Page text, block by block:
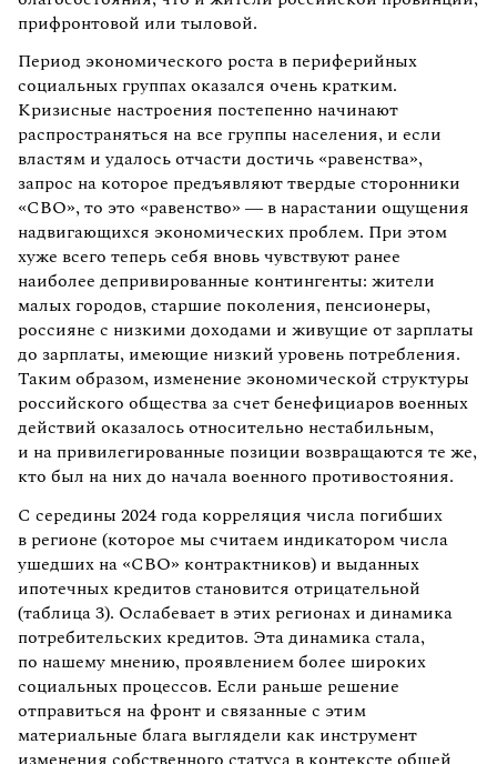
прифронтовой или тыловой.
Период экономического роста в периферийных
социальных группах оказался очень кратким.
Кризисные настроения постепенно начинают
распространяться на все группы населения, и если
властям и удалось отчасти достичь «равенства»,
запрос на которое предъявляют твердые сторонники
«СВО», то это «равенство» — в нарастании ощущения
надвигающихся экономических проблем. При этом
хуже всего теперь себя вновь чувствуют ранее
наиболее депривированные контингенты: жители
малых городов, старшие поколения, пенсионеры,
россияне с низкими доходами и живущие от зарплаты
до зарплаты, имеющие низкий уровень потребления.
Таким образом, изменение экономической структуры
российского общества за счет бенефициаров военных
действий оказалось относительно нестабильным,
и на привилегированные позиции возвращаются те же,
кто был на них до начала военного противостояния.
С середины 2024 года корреляция числа погибших
в регионе (которое мы считаем индикатором числа
ушедших на «СВО» контрактников) и выданных
ипотечных кредитов становится отрицательной
(таблица 3). Ослабевает в этих регионах и динамика
потребительских кредитов. Эта динамика стала,
по нашему мнению, проявлением более широких
социальных процессов. Если раньше решение
отправиться на фронт и связанные с этим
материальные блага выглядели как инструмент